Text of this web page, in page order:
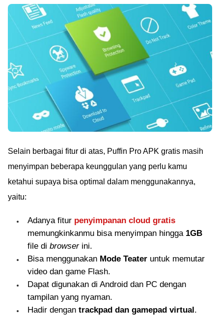
Selain berbagai fitur di atas, Puffin Pro APK gratis masih
menyimpan beberapa keunggulan yang perlu kamu
ketahui supaya bisa optimal dalam menggunakannya,
yaitu:
Adanya fitur penyimpanan cloud gratis
memungkinkanmu bisa menyimpan hingga 1GB
file di browserini.
Bisa menggunakan Mode Teater untuk memutar
video dan game Flash.
Dapat digunakan di Android dan PC dengan
tampilan yang nyaman.
Hadir dengan trackpad dan gamepad virtual.